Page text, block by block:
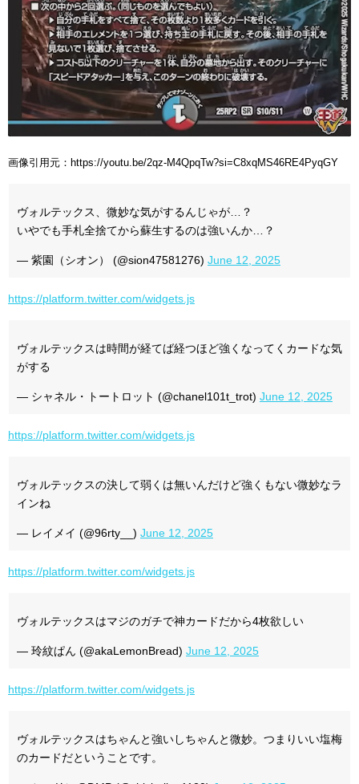
画像引用元：https://youtu.be/2qz-M4QpqTw?si=C8xqMS46RE4PyqGY
ヴォルテックス、微妙な気がするんじゃが…？
いやでも手札全捨てから蘇生するのは強いんか…？
— 紫園（シオン） (@sion47581276) June 12, 2025
https://platform.twitter.com/widgets.js
ヴォルテックスは時間が経てば経つほど強くなってくカードな気
がする
— シャネル・トートロット (@chanel101t_trot) June 12, 2025
https://platform.twitter.com/widgets.js
ヴォルテックスの決して弱くは無いんだけど強くもない微妙なラ
インね
— レイメイ (@96rty__) June 12, 2025
https://platform.twitter.com/widgets.js
ヴォルテックスはマジのガチで神カードだから4枚欲しい
— 玲紋ぱん (@akaLemonBread) June 12, 2025
https://platform.twitter.com/widgets.js
ヴォルテックスはちゃんと強いしちゃんと微妙。つまりいい塩梅
のカードだということです。